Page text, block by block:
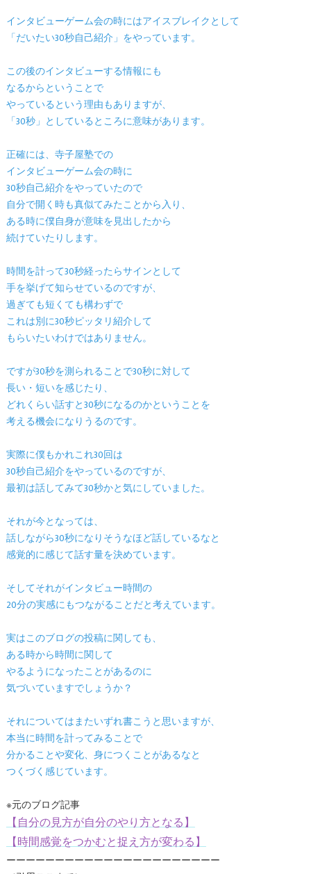
インタビューゲーム会の時にはアイスブレイクとして
「だいたい30秒自己紹介」をやっています。
この後のインタビューする情報にも
なるからということで
やっているという理由もありますが、
「30秒」としているところに意味があります。
正確には、寺子屋塾での
インタビューゲーム会の時に
30秒自己紹介をやっていたので
自分で開く時も真似てみたことから入り、
ある時に僕自身が意味を見出したから
続けていたりします。
時間を計って30秒経ったらサインとして
手を挙げて知らせているのですが、
過ぎても短くても構わずで
これは別に30秒ピッタリ紹介して
もらいたいわけではありません。
ですが30秒を測られることで30秒に対して
長い・短いを感じたり、
どれくらい話すと30秒になるのかということを
考える機会になりうるのです。
実際に僕もかれこれ30回は
30秒自己紹介をやっているのですが、
最初は話してみて30秒かと気にしていました。
それが今となっては、
話しながら30秒になりそうなほど話しているなと
感覚的に感じて話す量を決めています。
そしてそれがインタビュー時間の
20分の実感にもつながることだと考えています。
実はこのブログの投稿に関しても、
ある時から時間に関して
やるようになったことがあるのに
気づいていますでしょうか？
それについてはまたいずれ書こうと思いますが、
本当に時間を計ってみることで
分かることや変化、身につくことがあるなと
つくづく感じています。
※元のブログ記事
【自分の見方が自分のやり方となる】
【時間感覚をつかむと捉え方が変わる】
ーーーーーーーーーーーーーーーーーーーーーー